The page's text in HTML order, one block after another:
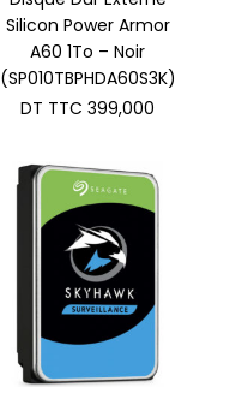
Silicon Power Armor
A60 1To – Noir
(SP010TBPHDA60S3K)
DT TTC 399,000